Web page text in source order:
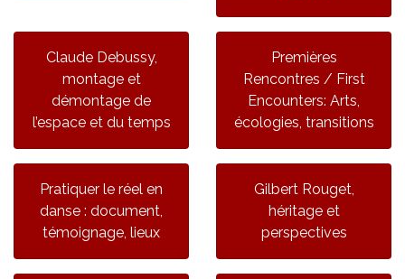
Claude Debussy,
montage et
démontage de
l’espace et du temps
Premières
Rencontres / First
Encounters: Arts,
écologies, transitions
Pratiquer le réel en
danse : document,
témoignage, lieux
Gilbert Rouget,
héritage et
perspectives